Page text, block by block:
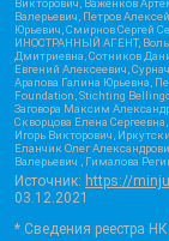
Викторович, Важенков
Валерьевич, Петров
Юрьевич, Смирнов Сергей
ИНОСТРАННЫЙ АГЕНТ,
Дмитриевна, Сотников
Евгений Алексеевич,
Арапова Галина Юрьевна,
Foundation, Stichting
Заговора Максим
Скворцова Елена
Игорь Викторович,
Еланчик Олег
Валерьевич , Гималова
Источник: https://
03.12.2021
* Сведения реестра